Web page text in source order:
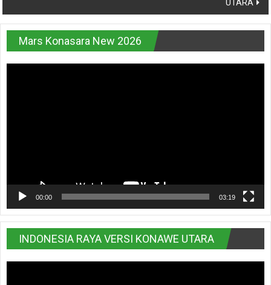
UTARA
Mars Konasara New 2026
00:00 03:19
INDONESIA RAYA VERSI KONAWE UTARA